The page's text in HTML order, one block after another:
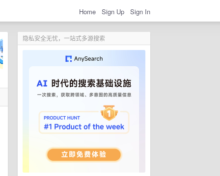
Home Sign Up Sign In
隐私安全无忧，一站式多源搜索